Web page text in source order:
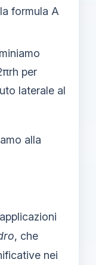
formula A
per
laterale al
alla
, che
nei